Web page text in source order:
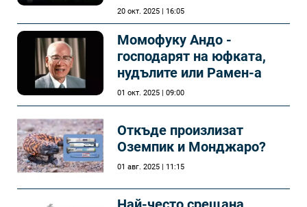
20 окт. 2025 | 16:05
Момофуку Андо -
господарят на юфката,
нудълите или Рамен-а
01 окт. 2025 | 09:00
Откъде произлизат
Оземпик и Монджаро?
01 авг. 2025 | 11:15